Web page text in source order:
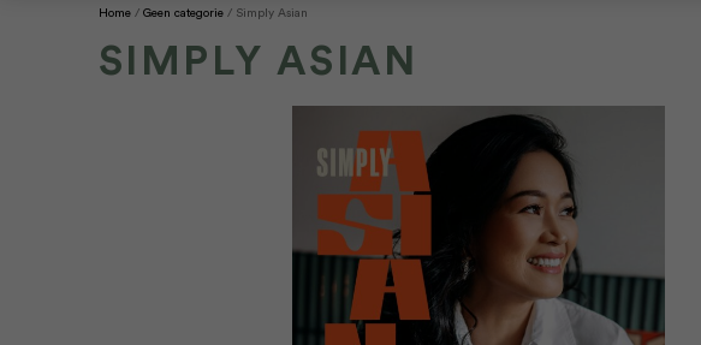
Home Geen categorie Simply Asian
SIMPLY ASIAN